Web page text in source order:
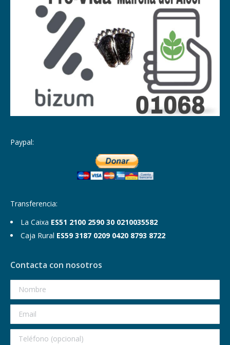
Paypal:
Transferencia:
La Caixa ES51 2100 2590 30 0210035582
Caja Rural ES59 3187 0209 0420 8793 8722
Contacta con nosotros